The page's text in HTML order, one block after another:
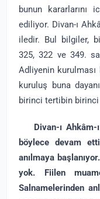
bunun
ediliyor. Divan-ı
iledir. Bul bilgiler,
325, 322 ve 349.
Adliyenin kurulması
kuruluş buna
birinci tertibin
Divan-ı Ahkâm-
böylece devam
anılmaya
yok. Fiilen
Salnamelerinden